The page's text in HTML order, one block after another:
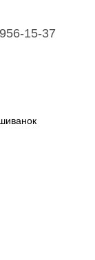
15-37